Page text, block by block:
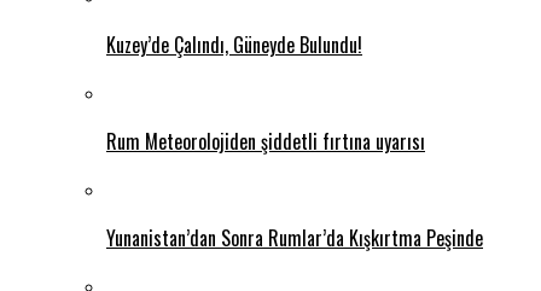
Kuzey’de Çalındı, Güneyde Bulundu!
Rum Meteorolojiden şiddetli fırtına uyarısı
Yunanistan’dan Sonra Rumlar’da Kışkırtma Peşinde